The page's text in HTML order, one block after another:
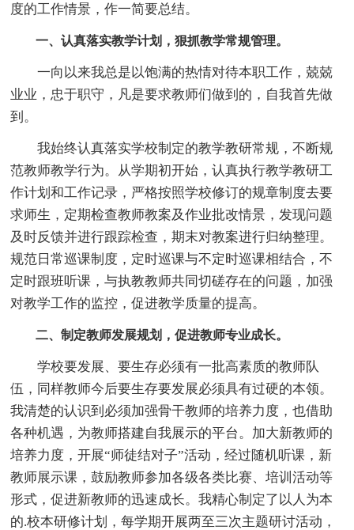
度的工作情景，作一简要总结。
一、认真落实教学计划，狠抓教学常规管理。
一向以来我总是以饱满的热情对待本职工作，兢兢
业业，忠于职守，凡是要求教师们做到的，自我首先做
到。
我始终认真落实学校制定的教学教研常规，不断规
范教师教学行为。从学期初开始，认真执行教学教研工
作计划和工作记录，严格按照学校修订的规章制度去要
求师生，定期检查教师教案及作业批改情景，发现问题
及时反馈并进行跟踪检查，期末对教案进行归纳整理。
规范日常巡课制度，定时巡课与不定时巡课相结合，不
定时跟班听课，与执教教师共同切磋存在的问题，加强
对教学工作的监控，促进教学质量的提高。
二、制定教师发展规划，促进教师专业成长。
学校要发展、要生存必须有一批高素质的教师队
伍，同样教师今后要生存要发展必须具有过硬的本领。
我清楚的认识到必须加强骨干教师的培养力度，也借助
各种机遇，为教师搭建自我展示的平台。加大新教师的
培养力度，开展“师徒结对子”活动，经过随机听课，新
教师展示课，鼓励教师参加各级各类比赛、培训活动等
形式，促进新教师的迅速成长。我精心制定了以人为本
的.校本研修计划，每学期开展两至三次主题研讨活动，